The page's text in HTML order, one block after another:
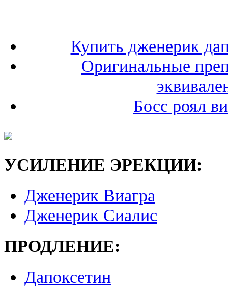
Купить дженерик
Оригинальные
Босс роял
УСИЛЕНИЕ ЭРЕКЦИИ:
Дженерик Виагра
Дженерик Сиалис
ПРОДЛЕНИЕ:
Дапоксетин